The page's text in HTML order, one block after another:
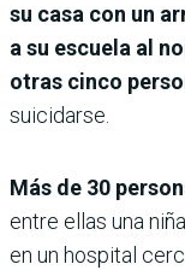
su casa con un
a su escuela al
otras cinco
suicidarse.
Más de 30
entre ellas una
en un hospital